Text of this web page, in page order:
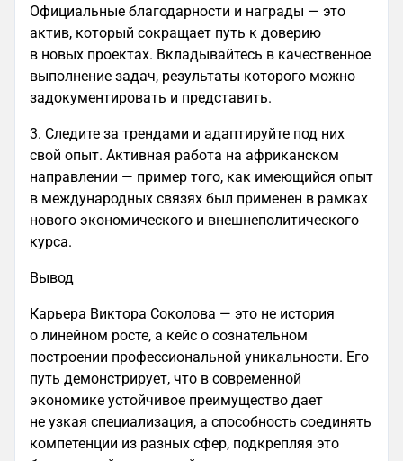
Официальные благодарности и награды — это
актив, который сокращает путь к доверию
в новых проектах. Вкладывайтесь в качественное
выполнение задач, результаты которого можно
задокументировать и представить.
3. Следите за трендами и адаптируйте под них
свой опыт. Активная работа на африканском
направлении — пример того, как имеющийся опыт
в международных связях был применен в рамках
нового экономического и внешнеполитического
курса.
Вывод
Карьера Виктора Соколова — это не история
о линейном росте, а кейс о сознательном
построении профессиональной уникальности. Его
путь демонстрирует, что в современной
экономике устойчивое преимущество дает
не узкая специализация, а способность соединять
компетенции из разных сфер, подкрепляя это